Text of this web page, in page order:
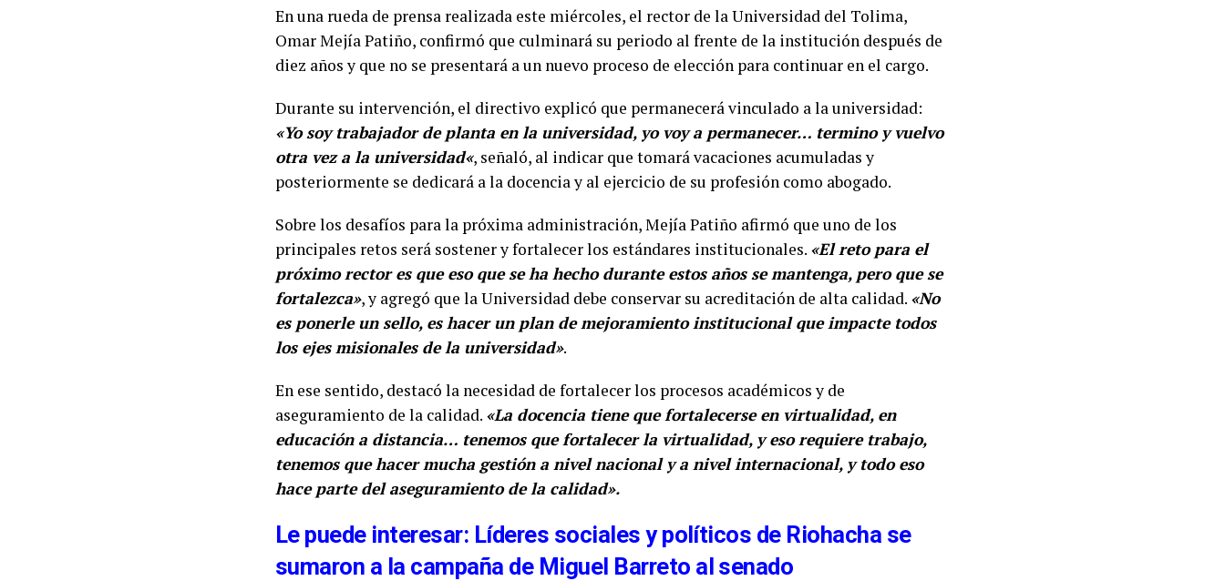
En una rueda de prensa realizada este miércoles, el rector de la Universidad del Tolima,
Omar Mejía Patiño, confirmó que culminará su periodo al frente de la institución después de
diez años y que no se presentará a un nuevo proceso de elección para continuar en el cargo.
Durante su intervención, el directivo explicó que permanecerá vinculado a la universidad:
«Yo soy trabajador de planta en la universidad, yo voy a permanecer… termino y vuelvo
otra vez a la universidad«, señaló, al indicar que tomará vacaciones acumuladas y
posteriormente se dedicará a la docencia y al ejercicio de su profesión como abogado.
Sobre los desafíos para la próxima administración, Mejía Patiño afirmó que uno de los
principales retos será sostener y fortalecer los estándares institucionales. «El reto para el
próximo rector es que eso que se ha hecho durante estos años se mantenga, pero que se
fortalezca», y agregó que la Universidad debe conservar su acreditación de alta calidad. «No
es ponerle un sello, es hacer un plan de mejoramiento institucional que impacte todos
los ejes misionales de la universidad».
En ese sentido, destacó la necesidad de fortalecer los procesos académicos y de
aseguramiento de la calidad. «La docencia tiene que fortalecerse en virtualidad, en
educación a distancia… tenemos que fortalecer la virtualidad, y eso requiere trabajo,
tenemos que hacer mucha gestión a nivel nacional y a nivel internacional, y todo eso
hace parte del aseguramiento de la calidad».
Le puede interesar: Líderes sociales y políticos de Riohacha se
sumaron a la campaña de Miguel Barreto al senado